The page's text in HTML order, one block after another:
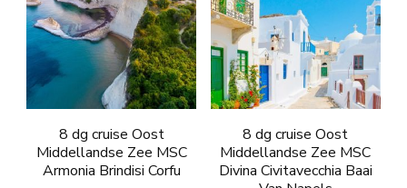
8 dg cruise Oost
Middellandse Zee MSC
Armonia Brindisi Corfu
8 dg cruise Oost
Middellandse Zee MSC
Divina Civitavecchia Baai